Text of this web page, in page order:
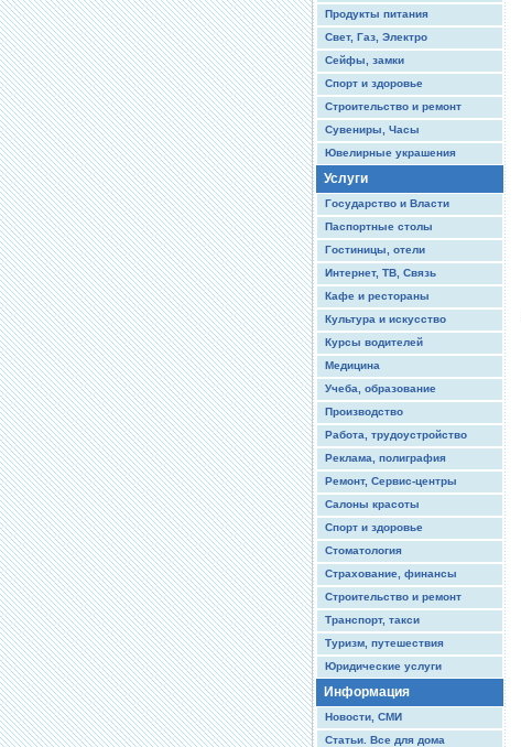
Продукты питания
Свет, Газ, Электро
Сейфы, замки
Спорт и здоровье
Строительство и ремонт
Сувениры, Часы
Ювелирные украшения
Услуги
Государство и Власти
Паспортные столы
Гостиницы, отели
Интернет, ТВ, Связь
Кафе и рестораны
Культура и искусство
Курсы водителей
Медицина
Учеба, образование
Производство
Работа, трудоустройство
Реклама, полиграфия
Ремонт, Сервис-центры
Салоны красоты
Спорт и здоровье
Стоматология
Страхование, финансы
Строительство и ремонт
Транспорт, такси
Туризм, путешествия
Юридические услуги
Информация
Новости, СМИ
Статьи. Все для дома